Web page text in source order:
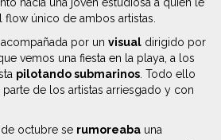
hacia una joven estudiosa a quién le
único de ambos artistas.
por un visual dirigido por
vemos una fiesta en la playa, a los
pilotando submarinos. Todo ello
de los artistas arriesgado y con
octubre se rumoreaba una